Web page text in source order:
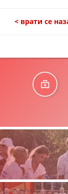
< врати се